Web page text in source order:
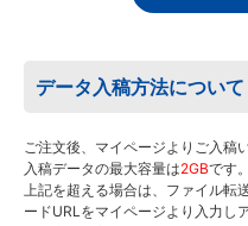
データ入稿方法について
ご注文後、マイページよりご入稿
入稿データの最大容量は2GBです。
上記を超える場合は、ファイル転
ードURLをマイページより入力し